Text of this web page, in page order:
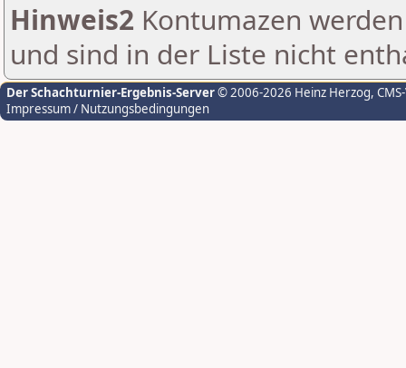
Hinweis2 Kontumazen
und sind in der Liste nicht
Der Schachturnier-Ergebnis-Server© 2006-2026 Heinz Herzog,
Impressum / Nutzungsbedingungen